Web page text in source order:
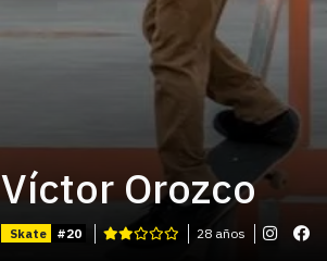
Víctor Orozco
Skate #20 28 años